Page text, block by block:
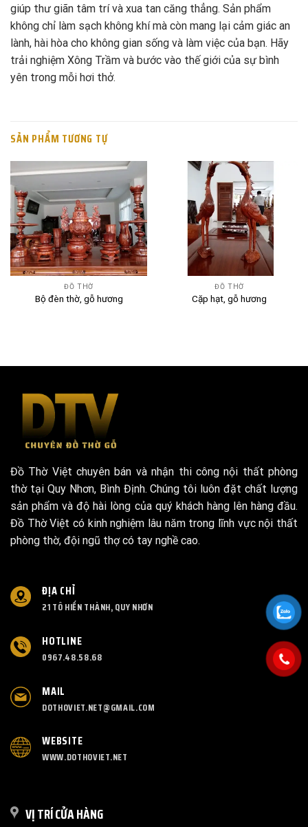
giúp thư giãn tâm trí và xua tan căng thẳng. Sản phẩm
không chỉ làm sạch không khí mà còn mang lại cảm giác an
lành, hài hòa cho không gian sống và làm việc của bạn. Hãy
trải nghiệm Xông Trầm và bước vào thế giới của sự bình
yên trong mỗi hơi thở.
SẢN PHẨM TƯƠNG TỰ
ĐỒ THỜ
Bộ đèn thờ, gỗ hương
ĐỒ THỜ
Cặp hạt, gỗ hương
Đồ Thờ Việt chuyên bán và nhận thi công nội thất phòng
thờ tại Quy Nhơn, Bình Định. Chúng tôi luôn đặt chất lượng
sản phẩm và độ hài lòng của quý khách hàng lên hàng đầu.
Đồ Thờ Việt có kinh nghiệm lâu năm trong lĩnh vực nội thất
phòng thờ, đội ngũ thợ có tay nghề cao.
ĐỊA CHỈ
21 TÔ HIẾN THÀNH, QUY NHƠN
HOTLINE
0967.48.58.68
MAIL
DOTHOVIET.NET@GMAIL.COM
WEBSITE
WWW.DOTHOVIET.NET
VỊ TRÍ CỬA HÀNG